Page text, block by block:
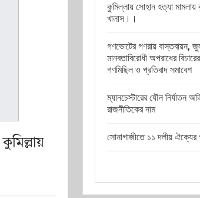
কুমিল্লায় সোহান হত্যা মামলায়
খালাস।।
গণভোটের গণরায় বাস্তবায়ন,
মানবতাবিরোধী অপরাধের
গণমিছিল ও প্রতিবাদ সমাবেশ
ম্যানচেস্টারের যৌন নির্যাতন
রাজনীতিকের নাম
সোনাগাজীতে ১১ দলীয় ঐক্যের